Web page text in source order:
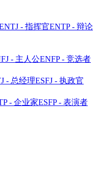
- 指挥官ENTP - 辩论
- 主人公ENFP - 竞选者
- 总经理ESFJ - 执政官
- 企业家ESFP - 表演者